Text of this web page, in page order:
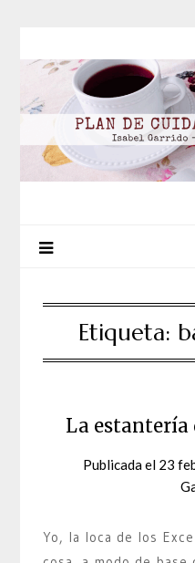
contenido
Etiqueta:
La estantería
Publicada el 23
Yo, la loca de los